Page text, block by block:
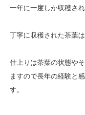
一年に一度しか収穫さ
丁寧に収穫された茶葉
仕上りは茶葉の状態や
ますので長年の経験と
す。